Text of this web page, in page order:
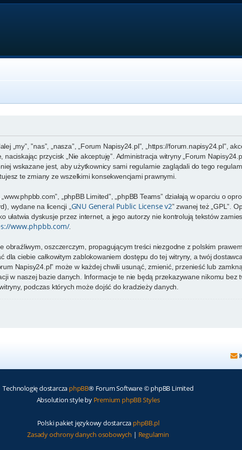
„my”, ”nas”, „nasza”, „Forum Napisy24.pl”, „https://forum.napisy24.pl”,
przycisk „Nie akceptuję”. Administracja witryny „Forum
wskazane jest, aby użytkownicy sami regularnie zaglądali do tego
te zmiany ze wszelkimi konsekwencjami prawnymi.
„www.phpbb.com”, „phpBB Limited”, „phpBB Teams” działają w oparciu o
wydane na licencji „ GNU General Public License v2” zwanej też „GPL”.
ułatwia dyskusje przez internet, a jego autorzy nie kontrolują tekstów
www.phpbb.com/.
obraźliwym, oszczerczym, propagującym treści niezgodne z polskim
ciebie całkowitym zablokowaniem dostępu do tej witryny, a twój
Napisy24.pl” może w każdej chwili usunąć, zmienić, przenieść lub
w naszej bazie danych. Informacje te nie będą przekazywane nikomu bez
podczas których może dojść do kradzieży danych.
Technologię dostarcza phpBB® Forum Software © phpBB Limited
Absolution style by Premium phpBB Styles
Polski pakiet językowy dostarcza phpBB.pl
Zasady ochrony danych osobowych | Regulamin